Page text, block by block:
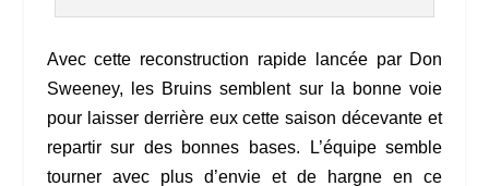
Avec cette reconstruction rapide lancée par Don
Sweeney, les Bruins semblent sur la bonne voie
pour laisser derrière eux cette saison décevante et
repartir sur des bonnes bases. L’équipe semble
tourner avec plus d’envie et de hargne en ce